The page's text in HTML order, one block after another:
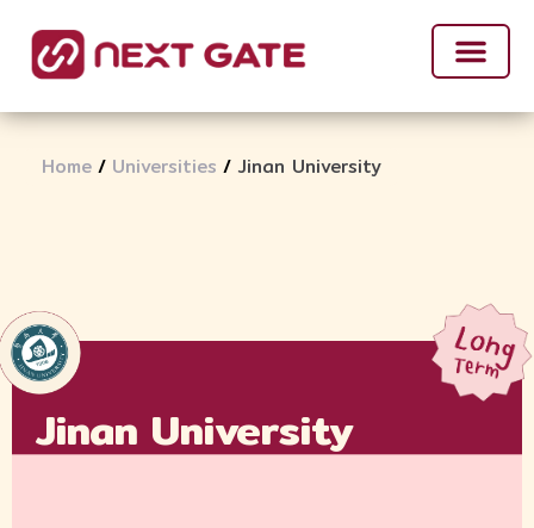
Home / Universities / Jinan University
Jinan University